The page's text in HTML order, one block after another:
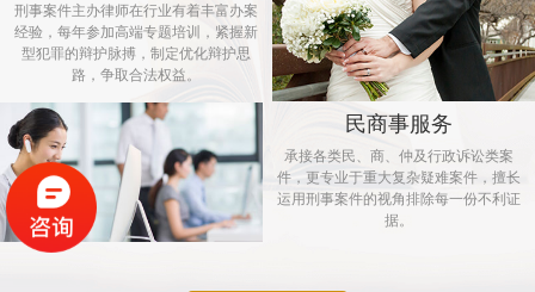
刑事案件主办律师在行业有着丰富办案
经验，每年参加高端专题培训，紧握新
型犯罪的辩护脉搏，制定优化辩护思
路，争取合法权益。
民商事服务
承接各类民、商、仲及行政诉讼类案
件，更专业于重大复杂疑难案件，擅长
运用刑事案件的视角排除每一份不利证
据。